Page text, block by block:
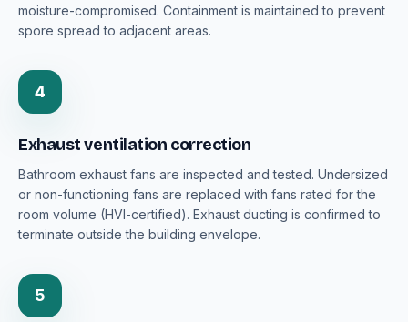
moisture-compromised. Containment is maintained to prevent
spore spread to adjacent areas.
4
Exhaust ventilation correction
Bathroom exhaust fans are inspected and tested. Undersized
or non-functioning fans are replaced with fans rated for the
room volume (HVI-certified). Exhaust ducting is confirmed to
terminate outside the building envelope.
5